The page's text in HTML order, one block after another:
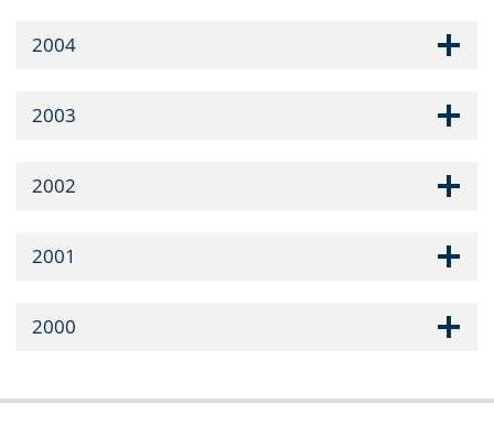
2004
2003
2002
2001
2000